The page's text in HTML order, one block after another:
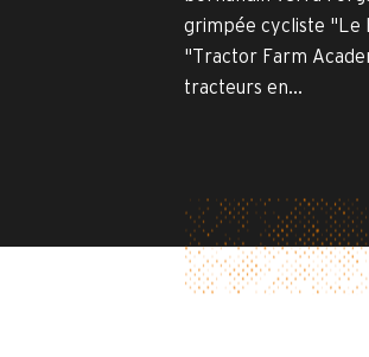
grimpée cycliste "Le
"Tractor Farm
tracteurs en...